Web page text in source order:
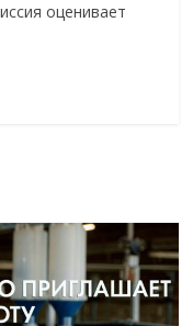
оценивает